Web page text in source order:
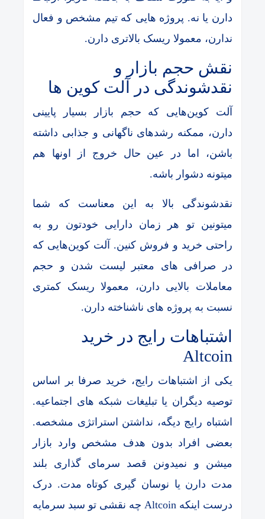
دارن یا نه. پروژه هایی که تیم مشخص و فعال
ندارن، معمولا ریسک بالاتری دارن.
نقش حجم بازار و
نقدشوندگی در آلت کوین ها
آلت کوین‌هایی که حجم بازار بسیار پایینی
دارن، ممکنه رشدهای ناگهانی و جذابی داشته
باشن، اما در عین حال خروج از اونها هم
میتونه دشوار باشه.
نقدشوندگی بالا به این معناست که شما
میتونین تو هر زمان دارایی خودتون رو به
راحتی خرید و فروش کنین. آلت کوین‌هایی که
در صرافی های معتبر لیست شدن و حجم
معاملات بالایی دارن، معمولا ریسک کمتری
نسبت به پروژه های ناشناخته دارن.
اشتباهات رایج در خرید
Altcoin
یکی از اشتباهات رایج، خرید صرفا بر اساس
توصیه دیگران یا تبلیغات شبکه های اجتماعیه.
اشتباه رایج دیگه، نداشتن استراتژی مشخصه.
بعضی افراد بدون هدف مشخص وارد بازار
میشن و نمیدونن قصد سرمای ‌گذاری بلند
مدت دارن یا نوسان گیری کوتاه مدت. درک
درست اینکه Altcoin چه نقشی تو سبد سرمایه